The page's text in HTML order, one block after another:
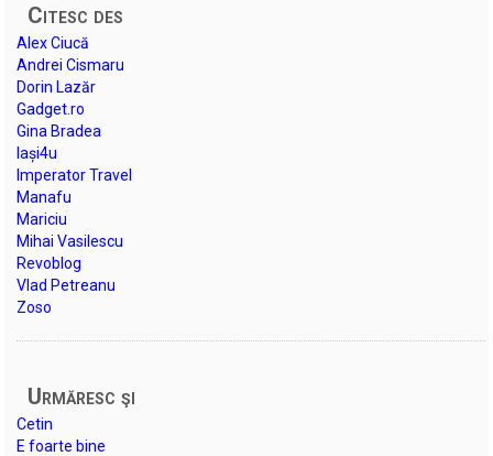
Citesc des
Alex Ciucă
Andrei Cismaru
Dorin Lazăr
Gadget.ro
Gina Bradea
Iași4u
Imperator Travel
Manafu
Mariciu
Mihai Vasilescu
Revoblog
Vlad Petreanu
Zoso
Urmăresc şi
Cetin
E foarte bine